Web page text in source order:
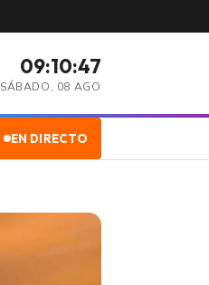
09:10:49
SÁBADO, 08 AGO
EN DIRECTO